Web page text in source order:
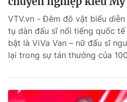
VTV.vn - Đêm đô vật biểu
tụ dàn đấu sĩ nổi tiếng quốc
bật là ViVa Van – nữ đấu sĩ
lại trong sự tán thưởng của